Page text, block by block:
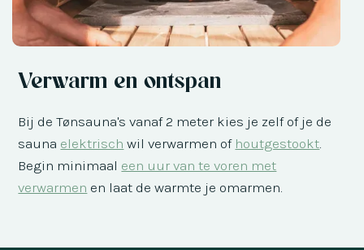
Verwarm en ontspan
Bij de Tønsauna's vanaf 2 meter kies je zelf of je de
sauna elektrisch wil verwarmen of houtgestookt
Begin minimaal een uur van te voren met
verwarmen en laat de warmte je omarmen.